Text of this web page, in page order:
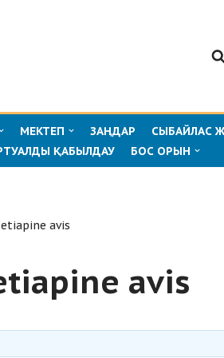
МЕКТЕП ЗАҢДАР
СЫБАЙЛАС
ҚАБЫЛДАУ БОС ОРЫН
avis
avis